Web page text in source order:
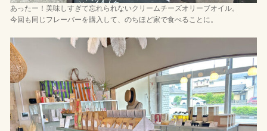
あったー！美味しすぎて忘れられないクリームチーズオリーブオイル。
今回も同じフレーバーを購入して、のちほど家で食べることに。